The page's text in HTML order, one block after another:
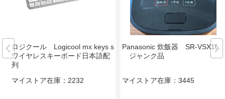
ロジクール Logicool mx keys s
ワイヤレスキーボード日本語配
列
マイストア在庫： 2232
Panasonic 炊飯器 SR-VSX109
ジャンク品
マイストア在庫： 3445